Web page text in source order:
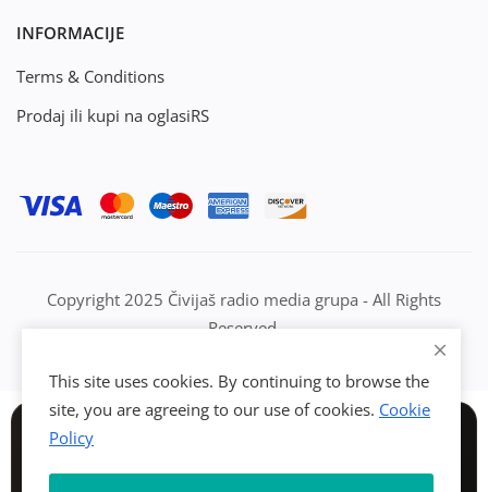
INFORMACIJE
Terms & Conditions
Prodaj ili kupi na oglasiRS
Copyright 2025 Čivijaš radio media grupa - All Rights
Reserved.
This site uses cookies. By continuing to browse the
site, you are agreeing to our use of cookies. Cookie
Policy